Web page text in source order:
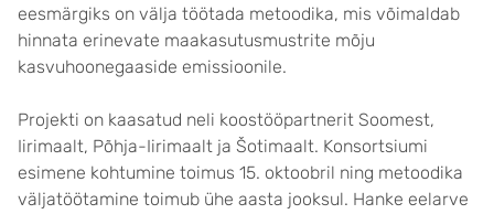
eesmärgiks on välja töötada metoodika, mis võimaldab
hinnata erinevate maakasutusmustrite mõju
kasvuhoonegaaside emissioonile.
Projekti on kaasatud neli koostööpartnerit Soomest,
Iirimaalt, Põhja-Iirimaalt ja Šotimaalt. Konsortsiumi
esimene kohtumine toimus 15. oktoobril ning metoodika
väljatöötamine toimub ühe aasta jooksul. Hanke eelarve